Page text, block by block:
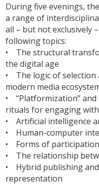
During five evenings,
a range of
all – but not exclusively
following topics:
• The structural
the digital age
• The logic of
modern media
• “Platformization”
rituals for engaging
• Artificial intelligence
• Human-computer
• Forms of
• The relationship
• Hybrid publishing
representation